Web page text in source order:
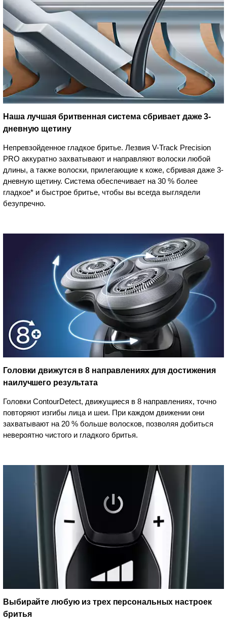
Наша лучшая бритвенная система сбривает даже 3-
дневную щетину
Непревзойденное гладкое бритье. Лезвия V-Track Precision
PRO аккуратно захватывают и направляют волоски любой
длины, а также волоски, прилегающие к коже, сбривая даже 3-
дневную щетину. Система обеспечивает на 30 % более
гладкое* и быстрое бритье, чтобы вы всегда выглядели
безупречно.
Головки движутся в 8 направлениях для достижения
наилучшего результата
Головки ContourDetect, движущиеся в 8 направлениях, точно
повторяют изгибы лица и шеи. При каждом движении они
захватывают на 20 % больше волосков, позволяя добиться
невероятно чистого и гладкого бритья.
Выбирайте любую из трех персональных настроек
бритья